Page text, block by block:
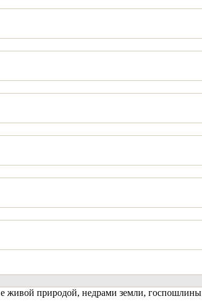
живой природой, недрами земли, госпошлины